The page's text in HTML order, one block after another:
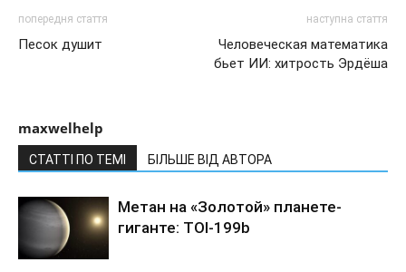
попередня стаття
Песок душит
наступна стаття
Человеческая математика
бьет ИИ: хитрость Эрдёша
maxwelhelp
СТАТТІ ПО ТЕМІ БІЛЬШЕ ВІД АВТОРА
Метан на «Золотой» планете-
гиганте: TOI-199b